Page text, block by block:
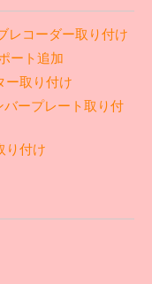
レコーダー取り付け
ート追加
ー取り付け
ープレート取り付
り付け